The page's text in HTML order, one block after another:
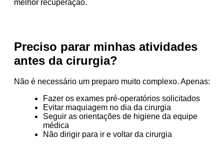
melhor recuperação.
Preciso parar minhas atividades
antes da cirurgia?
Não é necessário um preparo muito complexo. Apenas:
Fazer os exames pré-operatórios solicitados
Evitar maquiagem no dia da cirurgia
Seguir as orientações de higiene da equipe
médica
Não dirigir para ir e voltar da cirurgia